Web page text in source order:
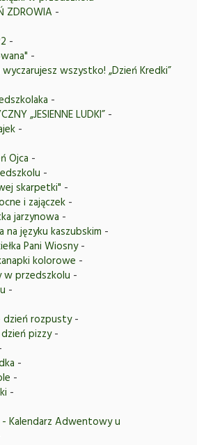
ZDROWIA -
-
-
wszystko! „Dzień Kredki”
-
„JESIENNE LUDKI” -
-
Ojca -
-
skarpetki" -
i zajączek -
jarzynowa -
języku kaszubskim -
Pani Wiosny-
kolorowe -
przedszkolu -
-
dzień rozpusty-
pizzy-
-
-
-
Kalendarz Adwentowy u